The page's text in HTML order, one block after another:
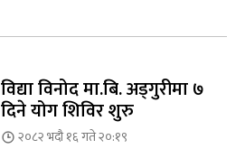
विद्या विनोद मा.बि. अड्गुरीमा ७
दिने योग शिविर शुरु
२०८२ भदौ १६ गते २०:१९